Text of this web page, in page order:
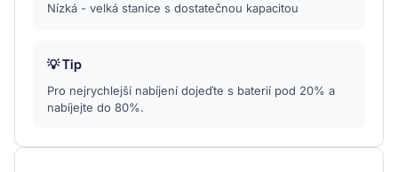
Nízká - velká stanice s dostatečnou kapacitou
💡 Tip
Pro nejrychlejší nabíjení dojeďte s baterií pod 20% a
nabíjejte do 80%.